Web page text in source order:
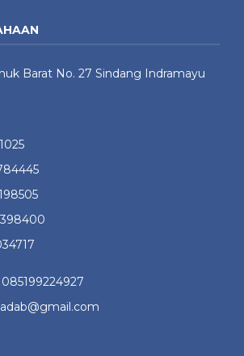
Barat No. 27 Sindang Indramayu